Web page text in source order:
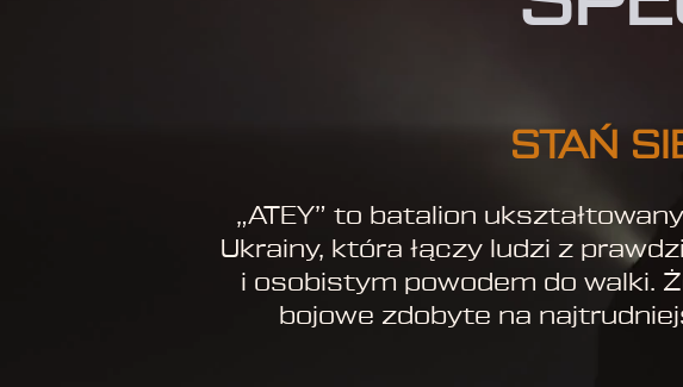
STAŃ
„ATEY” to batalion
Ukrainy, która łączy ludzi z
i osobistym powodem do walki.
bojowe zdobyte na